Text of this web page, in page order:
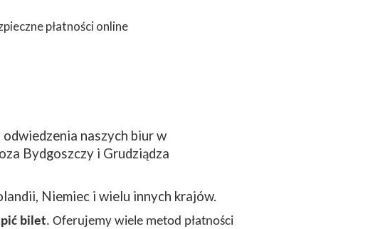
płatności online
naszych biur w
Bydgoszczy i Grudziądza
Niemiec i wielu innych krajów.
bilet. Oferujemy wiele metod płatności